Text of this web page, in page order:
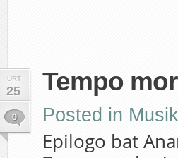
URT
25
0
Tempo
Posted in
Epilogo bat